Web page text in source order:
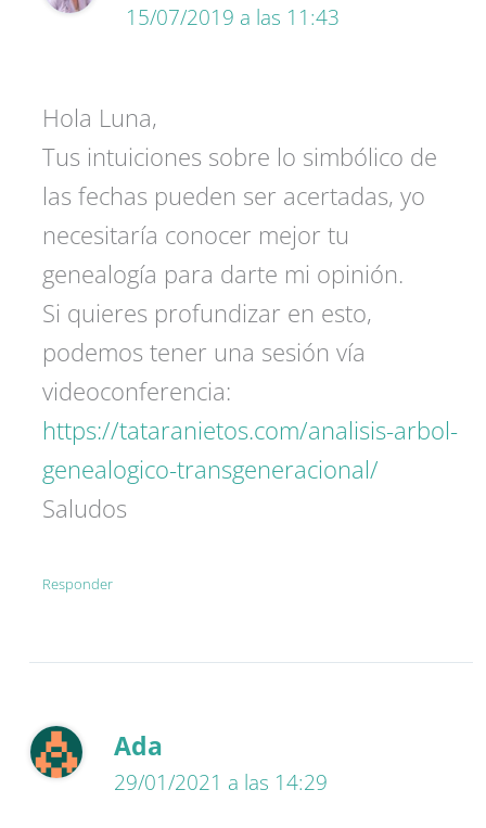
15/07/2019 a las 11:43
Hola Luna,
Tus intuiciones sobre lo simbólico de
las fechas pueden ser acertadas, yo
necesitaría conocer mejor tu
genealogía para darte mi opinión.
Si quieres profundizar en esto,
podemos tener una sesión vía
videoconferencia:
https://tataranietos.com/analisis-arbol-
genealogico-transgeneracional/
Saludos
Responder
Ada
29/01/2021 a las 14:29